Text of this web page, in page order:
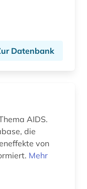
Datenbank
AIDS.
die
von
Mehr